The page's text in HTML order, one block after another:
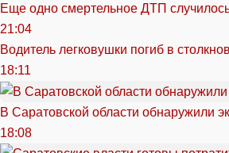
Еще одно смертельное ДТП
21:04
Водитель легковушки погиб в
18:11
В Саратовской области обнаружили
18:08